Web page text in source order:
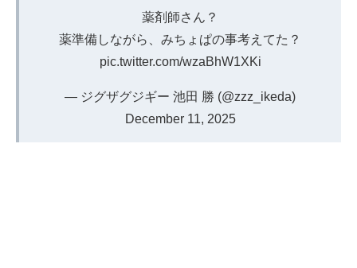
薬剤師さん？
薬準備しながら、みちょぱの事考えてた？
pic.twitter.com/wzaBhW1XKi
— ジグザグジギー 池田 勝 (@zzz_ikeda)
December 11, 2025